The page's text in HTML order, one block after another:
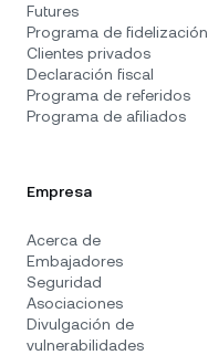
Futures
Programa de fidelización
Clientes privados
Declaración fiscal
Programa de referidos
Programa de afiliados
Empresa
Acerca de
Embajadores
Seguridad
Asociaciones
Divulgación de
vulnerabilidades